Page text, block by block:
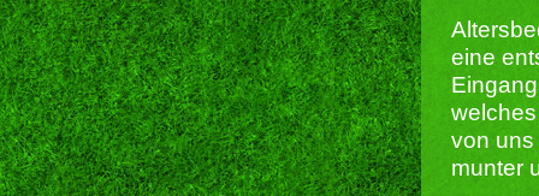
eine
von uns
munter